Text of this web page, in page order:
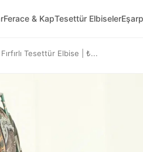
Ferace & KapTesettür Elbiseler
Tesettür Elbise | ₺...